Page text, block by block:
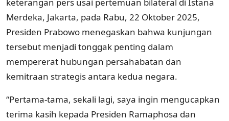
Merdeka, Jakarta, pada Rabu, 22 Oktober 2025,
Presiden Prabowo menegaskan bahwa kunjungan
tersebut menjadi tonggak penting dalam
mempererat hubungan persahabatan dan
kemitraan strategis antara kedua negara.
“Pertama-tama, sekali lagi, saya ingin mengucapkan
terima kasih kepada Presiden Ramaphosa dan